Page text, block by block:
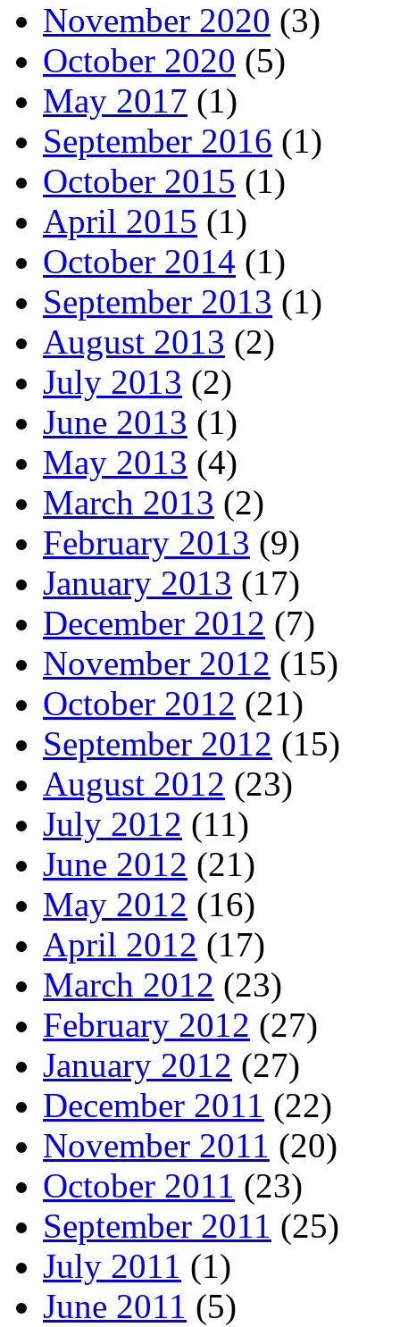
November 2020 (3)
October 2020 (5)
May 2017 (1)
September 2016 (1)
October 2015 (1)
April 2015 (1)
October 2014 (1)
September 2013 (1)
August 2013 (2)
July 2013 (2)
June 2013 (1)
May 2013 (4)
March 2013 (2)
February 2013 (9)
January 2013 (17)
December 2012 (7)
November 2012 (15)
October 2012 (21)
September 2012 (15)
August 2012 (23)
July 2012 (11)
June 2012 (21)
May 2012 (16)
April 2012 (17)
March 2012 (23)
February 2012 (27)
January 2012 (27)
December 2011 (22)
November 2011 (20)
October 2011 (23)
September 2011 (25)
July 2011 (1)
June 2011 (5)